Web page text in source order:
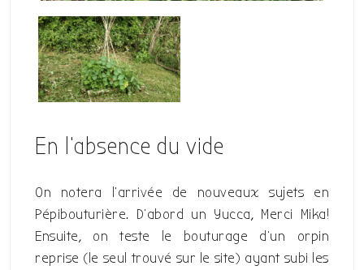
En l’absence du vide
On notera l’arrivée de nouveaux sujets en
Pépibouturière. D’abord un Yucca, Merci Mika!
Ensuite, on teste le bouturage d’un orpin
reprise (le seul trouvé sur le site) ayant subi les